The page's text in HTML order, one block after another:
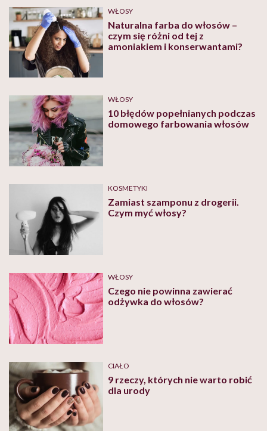
WŁOSY
Naturalna farba do włosów –
czym się różni od tej z
amoniakiem i konserwantami?
WŁOSY
10 błędów popełnianych podczas
domowego farbowania włosów
KOSMETYKI
Zamiast szamponu z drogerii.
Czym myć włosy?
WŁOSY
Czego nie powinna zawierać
odżywka do włosów?
CIAŁO
9 rzeczy, których nie warto robić
dla urody